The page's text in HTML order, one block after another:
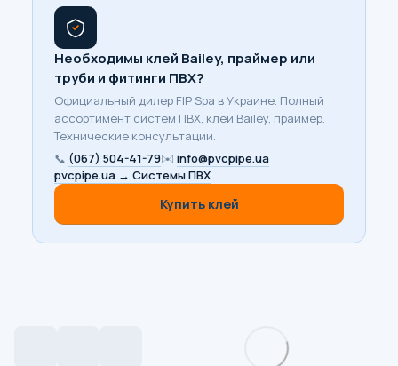
Необходимы клей Bailey, праймер или
труби и фитинги ПВХ?
Официальный дилер FIP Spa в Украине. Полный
ассортимент систем ПВХ, клей Bailey, праймер.
Технические консультации.
📞 (067) 504-41-79✉️ info@pvcpipe.ua
pvcpipe.ua → Системы ПВХ
Купить клей